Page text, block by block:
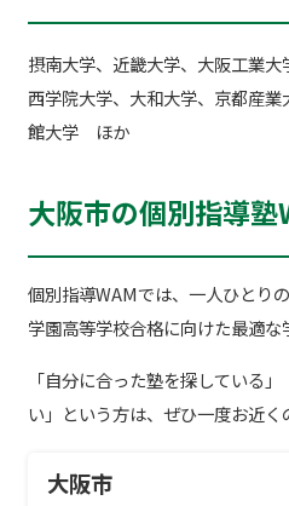
摂南大学、近畿大学、大阪工業
西学院大学、大和大学、京都産
館大学 ほか
大阪市の個別指導塾
個別指導WAMでは、一人ひとり
学園高等学校合格に向けた最適な
「自分に合った塾を探している
い」という方は、ぜひ一度お近く
大阪市